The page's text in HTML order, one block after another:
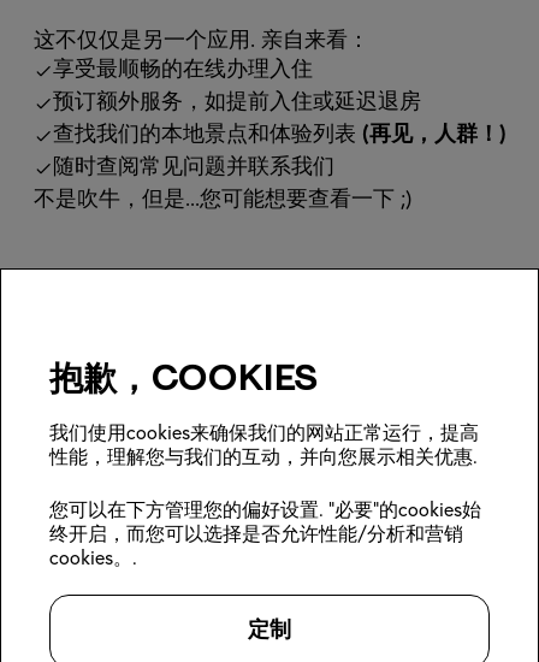
抱歉，cookies
我们使用cookies来确保我们的网站正常运行，提高
性能，理解您与我们的互动，并向您展示相关优惠.
您可以在下方管理您的偏好设置. "必要"的cookies始
终开启，而您可以选择是否允许性能/分析和营销
cookies。.
定制
这不仅仅是另一个应用. 亲自来看：
享受最顺畅的在线办理入住
预订额外服务，如提前入住或延迟退房
查找我们的本地景点和体验列表 (再见，人群！)
随时查阅常见问题并联系我们
不是吹牛，但是...您可能想要查看一下 ;)
加
入
关注我们：
登录
预订住宿